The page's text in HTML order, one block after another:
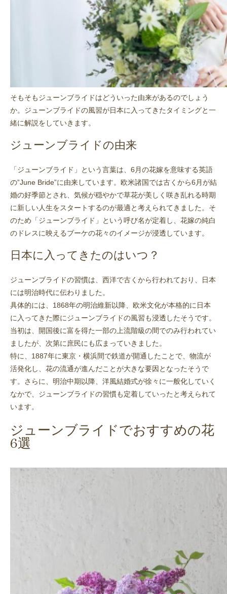
そもそもジューンブライドはどういった由来があるのでしょう
か。ジューンブライドの風習が日本に入ってきたタイミングと一
緒に解説をしていきます。
ジューンブライドの由来
「ジューンブライド」という言葉は、6月の花嫁を意味する英語
の”June Bride”に由来しています。欧米諸国では古くから6月が結
婚の好季節とされ、気候が穏やかで草花が美しく咲き乱れる時期
に新しい人生をスタートするのが最適と考えられてきました。そ
のため「ジューンブライド」という呼び名が定着し、花嫁の純白
のドレスに映えるブーケの花々のイメージが浸透しています。
日本に入ってきたのはいつ？
ジューンブライドの習慣は、西洋で古くから行われており、日本
には明治時代に伝わりました。
具体的には、1868年の明治維新以降、欧米文化が本格的に日本
に入ってきた際にジューンブライドの風習も浸透したそうです。
当初は、開国後に富を得た一部の上流階級の間でのみ行われてい
ましたが、次第に庶民にも広まっていきました。
特に、1887年に東京・横浜間で鉄道が開通したことで、物流が
活発化し、花の流通が進んだことが大きな要因となったそうで
す。さらに、明治中期以降、洋風結婚式が徐々に一般化していく
なかで、ジューンブライドの習慣も定着していったと考えられて
います。
ジューンブライドでおすすめの花
6選